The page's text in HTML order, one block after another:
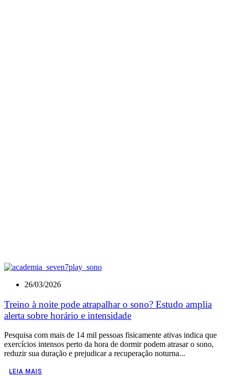
26/03/2026
Treino à noite pode atrapalhar o sono? Estudo amplia
alerta sobre horário e intensidade
Pesquisa com mais de 14 mil pessoas fisicamente ativas indica que
exercícios intensos perto da hora de dormir podem atrasar o sono,
reduzir sua duração e prejudicar a recuperação noturna...
LEIA MAIS